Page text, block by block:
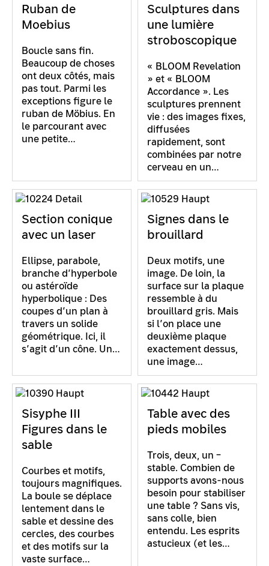
Ruban de
Moebius
Boucle sans fin.
Beaucoup de choses
ont deux côtés, mais
pas tout. Parmi les
exceptions figure le
ruban de Möbius. En
le parcourant avec
une petite…
Sculptures dans
une lumière
stroboscopique
« BLOOM Revelation
» et « BLOOM
Accordance ». Les
sculptures prennent
vie : des images fixes,
diffusées
rapidement, sont
combinées par notre
cerveau en un…
Section conique
avec un laser
Ellipse, parabole,
branche d’hyperbole
ou astéroïde
hyperbolique : Des
coupes d’un plan à
travers un solide
géométrique. Ici, il
s’agit d’un cône. Un…
Signes dans le
brouillard
Deux motifs, une
image. De loin, la
surface sur la plaque
ressemble à du
brouillard gris. Mais
si l’on place une
deuxième plaque
exactement dessus,
une image…
Sisyphe III
Figures dans le
sable
Courbes et motifs,
toujours magnifiques.
La boule se déplace
lentement dans le
sable et dessine des
cercles, des courbes
et des motifs sur la
vaste surface…
Table avec des
pieds mobiles
Trois, deux, un –
stable. Combien de
supports avons-nous
besoin pour stabiliser
une table ? Sans vis,
sans colle, bien
entendu. Les esprits
astucieux (et les…